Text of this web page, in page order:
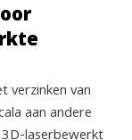
verzinken van
aan andere